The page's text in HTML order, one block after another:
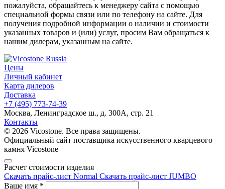
пожалуйста, обращайтесь к менеджеру сайта с помощью
специальной формы связи или по телефону на сайте. Для
получения подробной информации о наличии и стоимости
указанных товаров и (или) услуг, просим Вам обращаться к
нашим дилерам, указанным на сайте.
Цены
Личный кабинет
Карта дилеров
Доставка
+7 (495) 773-74-39
Москва, Ленинградское ш., д. 300А, стр. 21
Контакты
© 2026 Vicostone. Все права защищены.
Официальный сайт поставщика искусственного кварцевого
камня Vicostone
Расчет стоимости изделия
Скачать прайс-лист Normal Скачать прайс-лист JUMBO
Ваше имя *